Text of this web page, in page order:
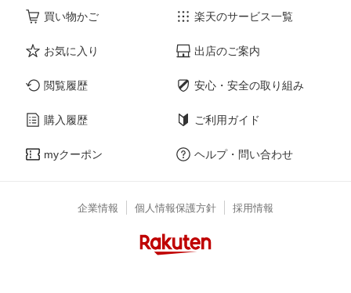
買い物かご
お気に入り
閲覧履歴
購入履歴
myクーポン
楽天のサービス一覧
出店のご案内
安心・安全の取り組み
ご利用ガイド
ヘルプ・問い合わせ
企業情報 個人情報保護方針 採用情報